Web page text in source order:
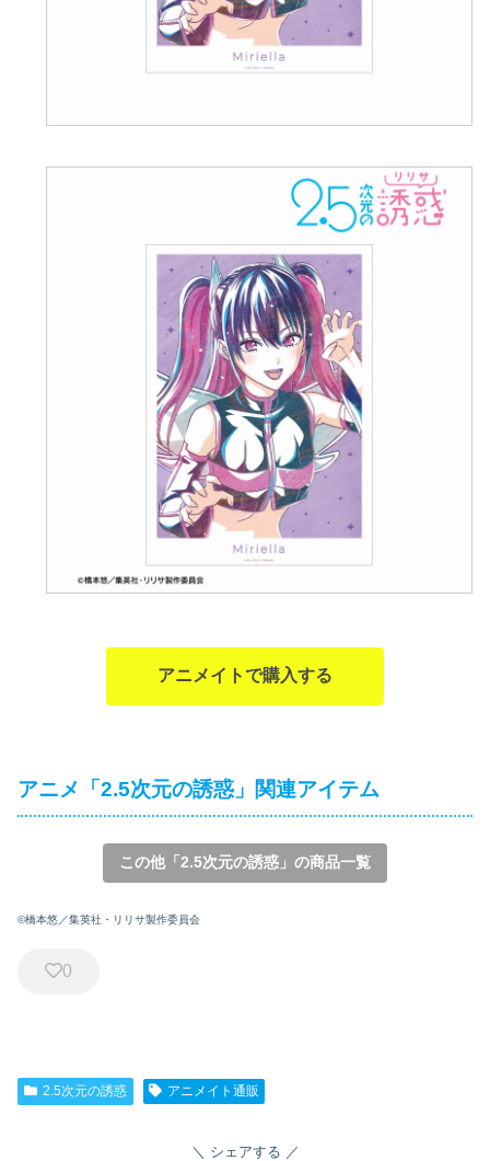
アニメイトで購入する
アニメ「2.5次元の誘惑」関連アイテム
この他「2.5次元の誘惑」の商品一覧
©橋本悠／集英社・リリサ製作委員会
0
2.5次元の誘惑 アニメイト通販
シェアする